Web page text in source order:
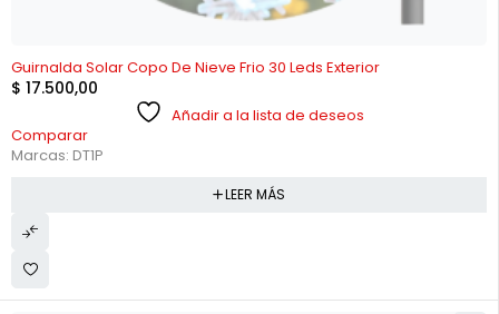
Guirnalda Solar Copo De Nieve Frio 30 Leds Exterior
$ 17.500,00
Añadir a la lista de deseos
Comparar
Marcas: DT1P
LEER MÁS